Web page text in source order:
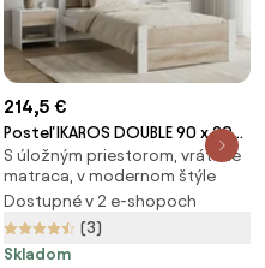
214,5 €
Posteľ IKAROS DOUBLE 90 x 200
cm, biela/dub sonoma Rošt: S
lamelovým roštom, Matrac:
Matrac SOMMERA 18 cm
S úložným priestorom, vrátane
matraca, v modernom štýle
Dostupné v 2 e-shopoch
(3)
Skladom